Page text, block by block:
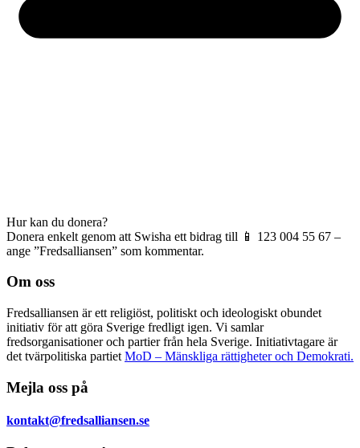
Hur kan du donera?
Donera enkelt genom att Swisha ett bidrag till 📱 123 004 55 67 –
ange ”Fredsalliansen” som kommentar.
Om oss
Fredsalliansen är ett religiöst, politiskt och ideologiskt obundet
initiativ för att göra Sverige fredligt igen. Vi samlar
fredsorganisationer och partier från hela Sverige. Initiativtagare är
det tvärpolitiska partiet MoD – Mänskliga rättigheter och Demokrati.
Mejla oss på
kontakt@fredsalliansen.se